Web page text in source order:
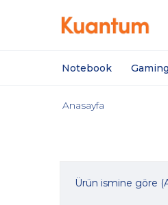
Notebook
Anasayfa
Ürün ismine göre